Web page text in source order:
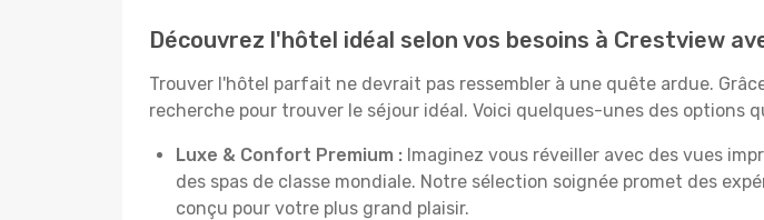
Découvrez l'hôtel idéal selon vos besoins à Crestview
Trouver l'hôtel parfait ne devrait pas ressembler à une quête ardue.
recherche pour trouver le séjour idéal. Voici quelques-unes des options
Luxe & Confort Premium : Imaginez vous réveiller avec des vues
des spas de classe mondiale. Notre sélection soignée promet des
conçu pour votre plus grand plaisir.